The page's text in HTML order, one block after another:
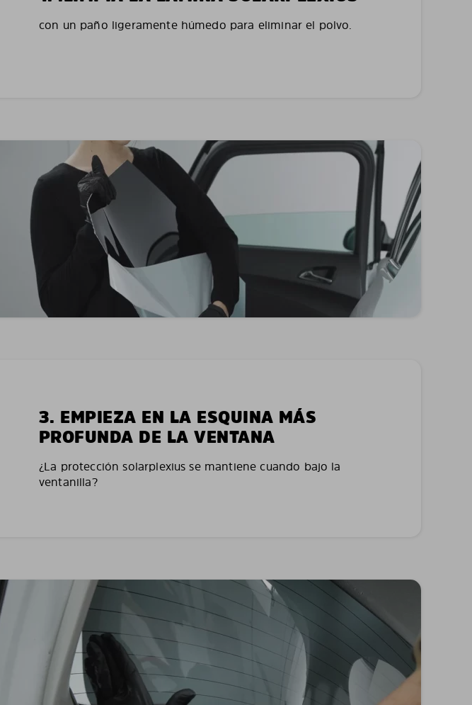
con un paño ligeramente húmedo para eliminar el polvo.
3. EMPIEZA EN LA ESQUINA MÁS
PROFUNDA DE LA VENTANA
¿La protección solarplexius se mantiene cuando bajo la
ventanilla?